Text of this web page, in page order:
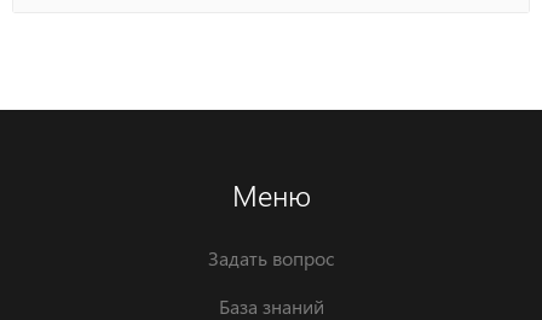
Меню
Задать вопрос
База знаний